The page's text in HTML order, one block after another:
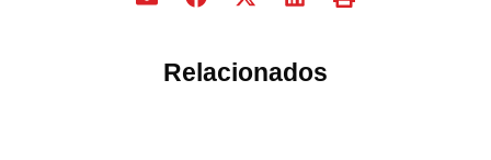
Relacionados